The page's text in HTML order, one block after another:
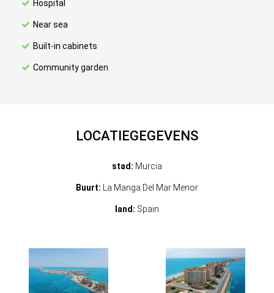
Hospital
Near sea
Built-in cabinets
Community garden
LOCATIEGEGEVENS
stad: Murcia
Buurt: La Manga Del Mar Menor
land: Spain